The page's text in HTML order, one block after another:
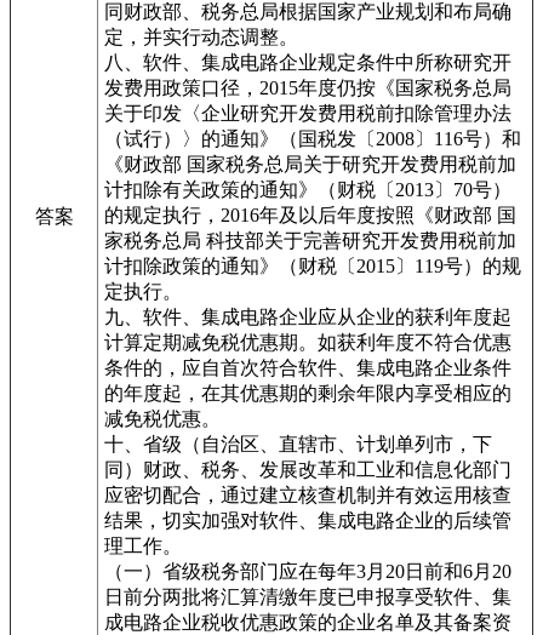
答案
同财政部、税务总局根据国家产业规划和布局确
定，并实行动态调整。
八、软件、集成电路企业规定条件中所称研究开
发费用政策口径，2015年度仍按《国家税务总局
关于印发〈企业研究开发费用税前扣除管理办法
（试行）〉的通知》（国税发〔2008〕116号）和
《财政部 国家税务总局关于研究开发费用税前加
计扣除有关政策的通知》（财税〔2013〕70号）
的规定执行，2016年及以后年度按照《财政部 国
家税务总局 科技部关于完善研究开发费用税前加
计扣除政策的通知》（财税〔2015〕119号）的规
定执行。
九、软件、集成电路企业应从企业的获利年度起
计算定期减免税优惠期。如获利年度不符合优惠
条件的，应自首次符合软件、集成电路企业条件
的年度起，在其优惠期的剩余年限内享受相应的
减免税优惠。
十、省级（自治区、直辖市、计划单列市，下
同）财政、税务、发展改革和工业和信息化部门
应密切配合，通过建立核查机制并有效运用核查
结果，切实加强对软件、集成电路企业的后续管
理工作。
（一）省级税务部门应在每年3月20日前和6月20
日前分两批将汇算清缴年度已申报享受软件、集
成电路企业税收优惠政策的企业名单及其备案资